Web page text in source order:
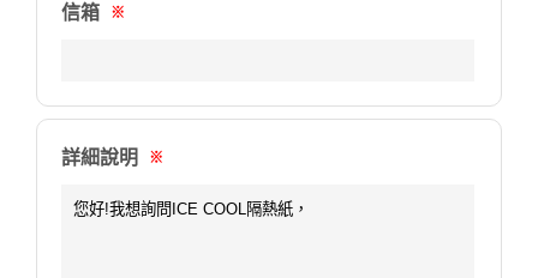
信箱 ※
詳細說明 ※